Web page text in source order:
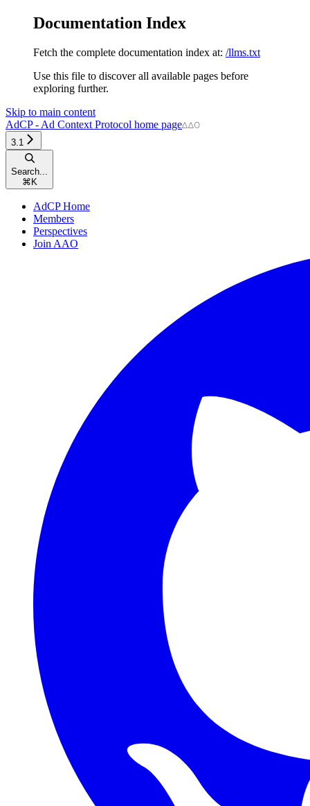
Documentation Index
Fetch the complete documentation index at: /llms.txt
Use this file to discover all available pages before
exploring further.
Skip to main content
AdCP - Ad Context Protocol home page
3.1
Search...
⌘ K
AdCP Home
Members
Perspectives
Join AAO